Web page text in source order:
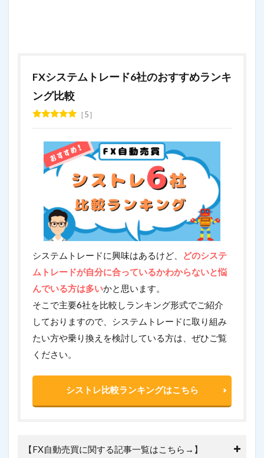
FXシステムトレード6社のおすすめランキ
ング比較
5
システムトレードに興味はあるけど、
どのシステ
ムトレードが自分に合っているかわからないと悩
んでいる方は多いかと思います。
そこで主要6社を比較しランキング形式でご紹介
しておりますので、システムトレードに取り組み
たい方や乗り換えを検討している方は、ぜひご覧
ください。
シストレ比較ランキングはこちら
【FX自動売買に関する記事一覧はこちら→】